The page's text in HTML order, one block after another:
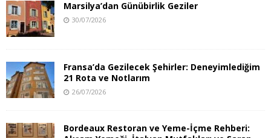
Marsilya’dan Günübirlik Geziler
30/07/2026
Fransa’da Gezilecek Şehirler: Deneyimlediğim
21 Rota ve Notlarım
26/07/2026
Bordeaux Restoran ve Yeme-İçme Rehberi: